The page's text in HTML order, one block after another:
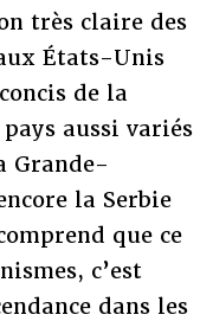
très claire des
États-Unis
de la
aussi variés
Grande-
la Serbie
que ce
c’est
dans les